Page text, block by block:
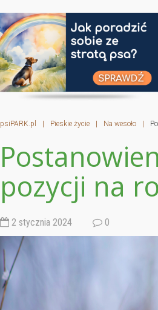
psiPARK.pl Pieskie życie Na wesoło
pozycji na
2 stycznia 2024 0